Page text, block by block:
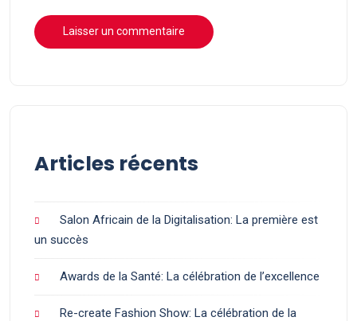
Articles récents
Salon Africain de la Digitalisation: La première est
un succès
Awards de la Santé: La célébration de l’excellence
Re-create Fashion Show: La célébration de la